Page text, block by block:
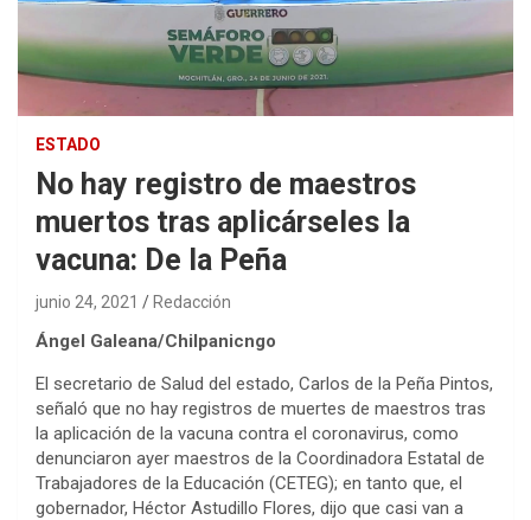
ESTADO
No hay registro de maestros
muertos tras aplicárseles la
vacuna: De la Peña
junio 24, 2021 Redacción
Ángel Galeana/Chilpanicngo
El secretario de Salud del estado, Carlos de la Peña Pintos,
señaló que no hay registros de muertes de maestros tras
la aplicación de la vacuna contra el coronavirus, como
denunciaron ayer maestros de la Coordinadora Estatal de
Trabajadores de la Educación (CETEG); en tanto que, el
gobernador, Héctor Astudillo Flores, dijo que casi van a